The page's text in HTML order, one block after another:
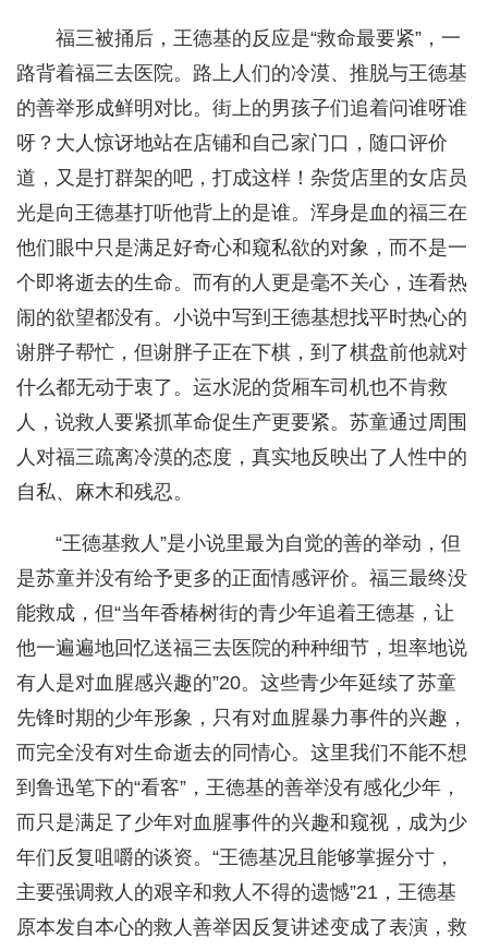
福三被捅后，王德基的反应是“救命最要紧”，一
路背着福三去医院。路上人们的冷漠、推脱与王德基
的善举形成鲜明对比。街上的男孩子们追着问谁呀谁
呀？大人惊讶地站在店铺和自己家门口，随口评价
道，又是打群架的吧，打成这样！杂货店里的女店员
光是向王德基打听他背上的是谁。浑身是血的福三在
他们眼中只是满足好奇心和窥私欲的对象，而不是一
个即将逝去的生命。而有的人更是毫不关心，连看热
闹的欲望都没有。小说中写到王德基想找平时热心的
谢胖子帮忙，但谢胖子正在下棋，到了棋盘前他就对
什么都无动于衷了。运水泥的货厢车司机也不肯救
人，说救人要紧抓革命促生产更要紧。苏童通过周围
人对福三疏离冷漠的态度，真实地反映出了人性中的
自私、麻木和残忍。
“王德基救人”是小说里最为自觉的善的举动，但
是苏童并没有给予更多的正面情感评价。福三最终没
能救成，但“当年香椿树街的青少年追着王德基，让
他一遍遍地回忆送福三去医院的种种细节，坦率地说
有人是对血腥感兴趣的”20。这些青少年延续了苏童
先锋时期的少年形象，只有对血腥暴力事件的兴趣，
而完全没有对生命逝去的同情心。这里我们不能不想
到鲁迅笔下的“看客”，王德基的善举没有感化少年，
而只是满足了少年对血腥事件的兴趣和窥视，成为少
年们反复咀嚼的谈资。“王德基况且能够掌握分寸，
主要强调救人的艰辛和救人不得的遗憾”21，王德基
原本发自本心的救人善举因反复讲述变成了表演，救